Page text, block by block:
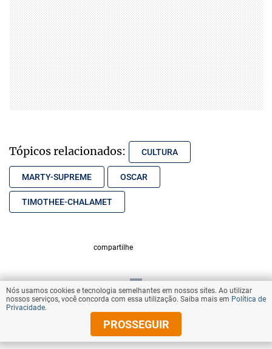
Tópicos relacionados: CULTURA
MARTY-SUPREME OSCAR
TIMOTHEE-CHALAMET
compartilhe
VOLTAR AO TOPO
© Copyright 2026 Diários Associados
Nós usamos cookies e tecnologia semelhantes em nossos sites. Ao utilizar
nossos serviços, você concorda com essa utilização. Saiba mais em Política de
Privacidade.
PROSSEGUIR